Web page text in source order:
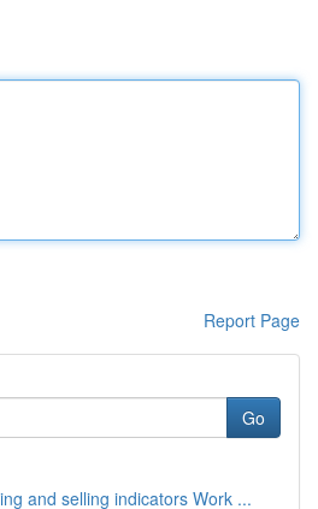
Report Page
Go
and selling indicators Work ...